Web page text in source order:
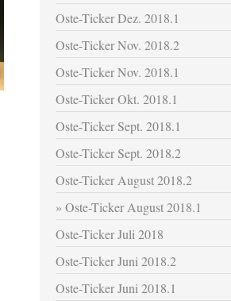
Oste-Ticker Dez. 2018.1
Oste-Ticker Nov. 2018.2
Oste-Ticker Nov. 2018.1
Oste-Ticker Okt. 2018.1
Oste-Ticker Sept. 2018.1
Oste-Ticker Sept. 2018.2
Oste-Ticker August 2018.2
Oste-Ticker August 2018.1
Oste-Ticker Juli 2018
Oste-Ticker Juni 2018.2
Oste-Ticker Juni 2018.1